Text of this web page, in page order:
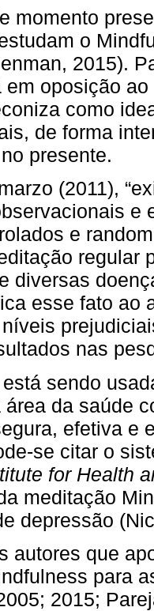
momento
o
2015).
em oposição
como
de forma
presente.
(2011),
e
e
regular
diversas
esse fato ao
nas
sendo
área da saúde
efetiva e
se citar o
for Health
meditação
depressão
autores que
para
2015;